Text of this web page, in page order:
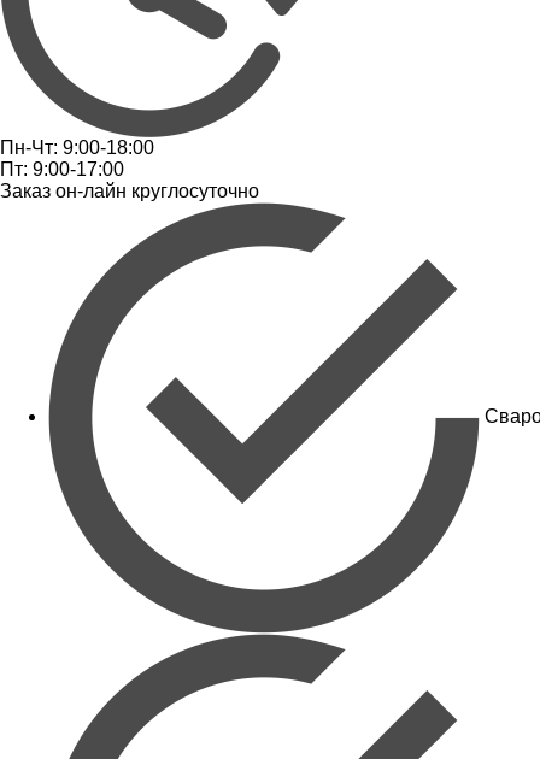
Пн-Чт: 9:00-18:00
Пт: 9:00-17:00
Заказ он-лайн круглосуточно